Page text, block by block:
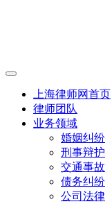
上海律师网首页
律师团队
业务领域
婚姻纠纷
刑事辩护
交通事故
债务纠纷
公司法律